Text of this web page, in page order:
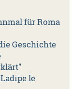
für Roma
Geschichte
le